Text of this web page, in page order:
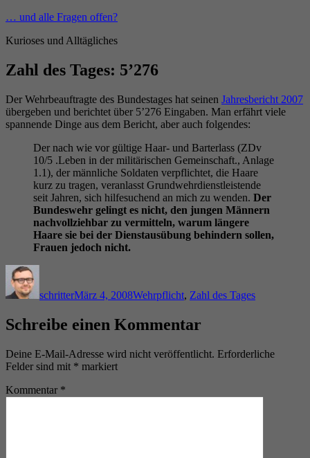
Zum
springen
… und alle Fragen offen?
Kurioses und Alltägliches
Zahl des Tages: 5’276
Der Wehrbeauftragte des Bundestages hat seinen Jahresbericht 2007
übergeben und berichtet über 5’276 Eingaben. Man erfährt viele
spannende Dinge aus dem Bericht, aber auch folgendes:
Der nach wie vor gültige Haar- und Barterlass (ZDv
10/5 .Leben in der militärischen Gemeinschaft., Anlage
1.1), der männliche Soldaten verpflichtet, die Haare
kurz zu tragen, veranlasst Grundwehrdienstleistende
seit Jahren, sich hilfesuchend an mich zu wenden. Der
Bundeswehr gelingt es nicht, den jungen Männern
nachvollziehbar zu vermitteln, warum längere
Haare sie bei der Dienstausübung behindern sollen,
Frauen jedoch nicht.
schritterMärz 4, 2008Wehrpflicht, Zahl des Tages
Schreibe einen Kommentar
Deine E-Mail-Adresse wird nicht veröffentlicht. Erforderliche
Felder sind mit * markiert
Kommentar *